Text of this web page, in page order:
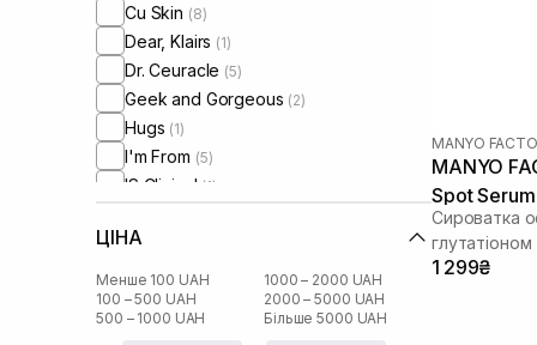
Cu Skin (8)
Dear, Klairs (1)
Dr. Ceuracle (5)
Geek and Gorgeous (2)
Hugs (1)
I'm From (5)
IS Clinical (1)
Manyo Factory
Medicube(7)
Medik8(2)
Melume (3)
ЦІНА
Менше 100 UAH
100 – 500 UAH
500 – 1000 UAH
1000 – 2000 UAH
2000 – 5000 UAH
Більше 5000 UAH
MANYO
MANYO
Spot
Сироватка
глутатіоном
1 299₴